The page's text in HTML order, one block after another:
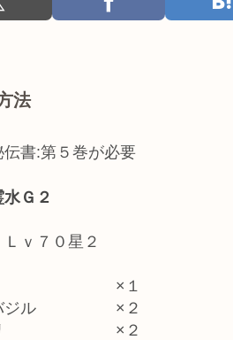
法
書:第５巻が必要
水Ｇ２
ｖ７０星２
水 ×１
バジル ×２
セリ ×２